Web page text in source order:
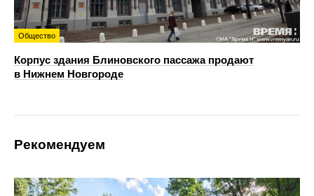
Общество
Корпус здания Блиновского пассажа продают
в Нижнем Новгороде
Рекомендуем